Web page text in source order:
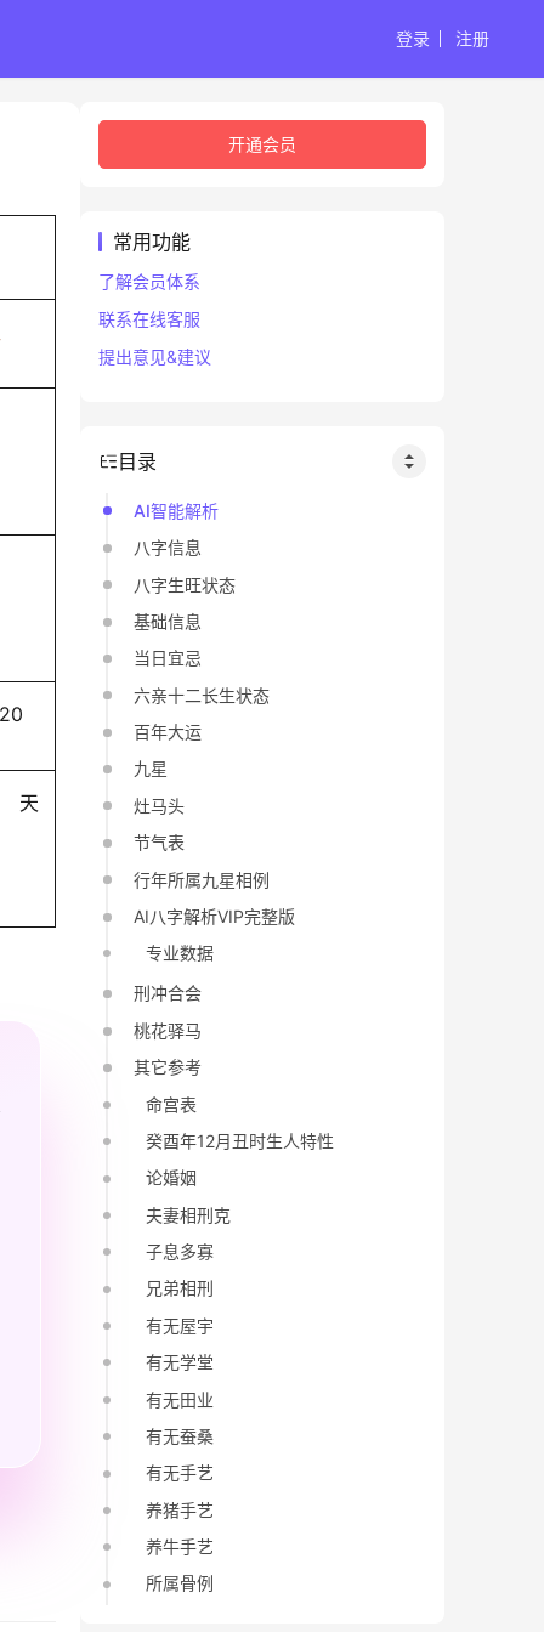
登录 注册
天
开通会员
常用功能
了解会员体系
联系在线客服
提出意见&建议
目录
AI智能解析
八字信息
八字生旺状态
基础信息
当日宜忌
六亲十二长生状态
百年大运
九星
灶马头
节气表
行年所属九星相例
AI八字解析VIP完整版
专业数据
刑冲合会
桃花驿马
其它参考
命宫表
癸酉年12月丑时生人特性
论婚姻
夫妻相刑克
子息多寡
兄弟相刑
有无屋宇
有无学堂
有无田业
有无蚕桑
有无手艺
养猪手艺
养牛手艺
所属骨例